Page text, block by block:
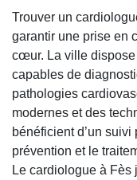
Trouver un
garantir une prise en
cœur. La ville
capables de
pathologies
modernes et des
bénéficient d’un
prévention et le
Le cardiologue à